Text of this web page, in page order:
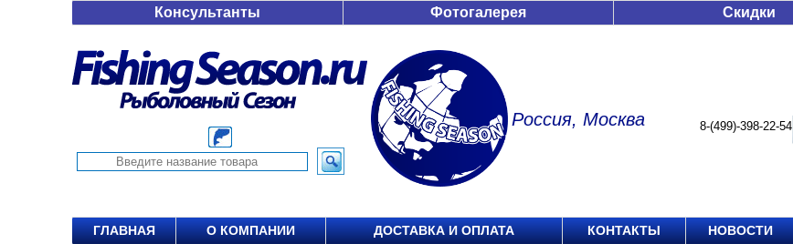
Консультанты Фотогалерея Скидки
Россия, Москва 8-(499)-398-22-54
ГЛАВНАЯ О КОМПАНИИ ДОСТАВКА И ОПЛАТА КОНТАКТЫ НОВОСТИ